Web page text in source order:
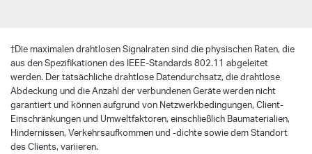
†Die maximalen drahtlosen Signalraten sind die physischen Raten, die
aus den Spezifikationen des IEEE-Standards 802.11 abgeleitet
werden. Der tatsächliche drahtlose Datendurchsatz, die drahtlose
Abdeckung und die Anzahl der verbundenen Geräte werden nicht
garantiert und können aufgrund von Netzwerkbedingungen, Client-
Einschränkungen und Umweltfaktoren, einschließlich Baumaterialien,
Hindernissen, Verkehrsaufkommen und -dichte sowie dem Standort
des Clients, variieren.